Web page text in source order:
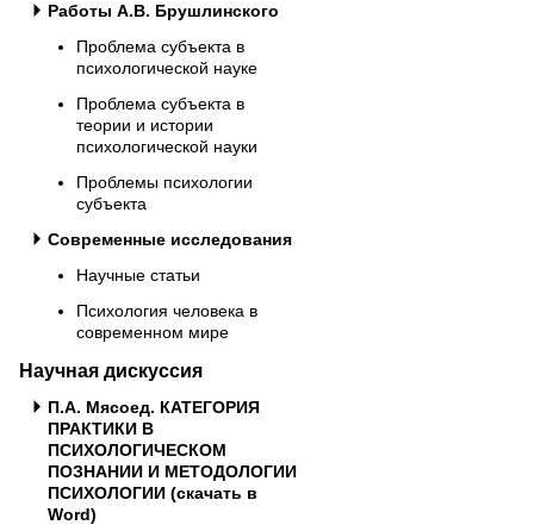
Работы А.В. Брушлинского
Проблема субъекта в
психологической науке
Проблема субъекта в
теории и истории
психологической науки
Проблемы психологии
субъекта
Современные исследования
Научные статьи
Психология человека в
современном мире
Научная дискуссия
П.А. Мясоед. КАТЕГОРИЯ
ПРАКТИКИ В
ПСИХОЛОГИЧЕСКОМ
ПОЗНАНИИ И МЕТОДОЛОГИИ
ПСИХОЛОГИИ (скачать в
Word)